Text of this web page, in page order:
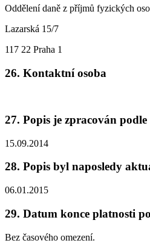
Oddělení daně z příjmů fyzických
Lazarská 15/7
117 22 Praha 1
26. Kontaktní osoba
27. Popis je zpracován
15.09.2014
28. Popis byl naposledy
06.01.2015
29. Datum konce platnosti
Bez časového omezení.